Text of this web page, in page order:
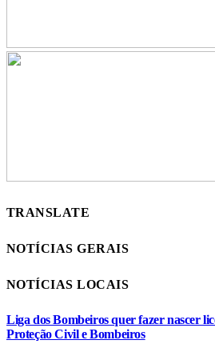
TRANSLATE
NOTÍCIAS GERAIS
NOTÍCIAS LOCAIS
Liga dos Bombeiros quer fazer nascer
Proteção Civil e Bombeiros